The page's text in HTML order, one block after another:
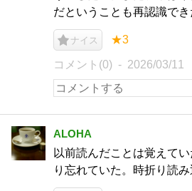
だということも再認識でき
ナイス ★3
コメント(0) 2026/03/11
ALOHA
以前読んだことは覚えて
り忘れていた。時折り読み